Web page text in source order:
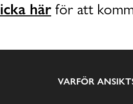
här för att
VARFÖR